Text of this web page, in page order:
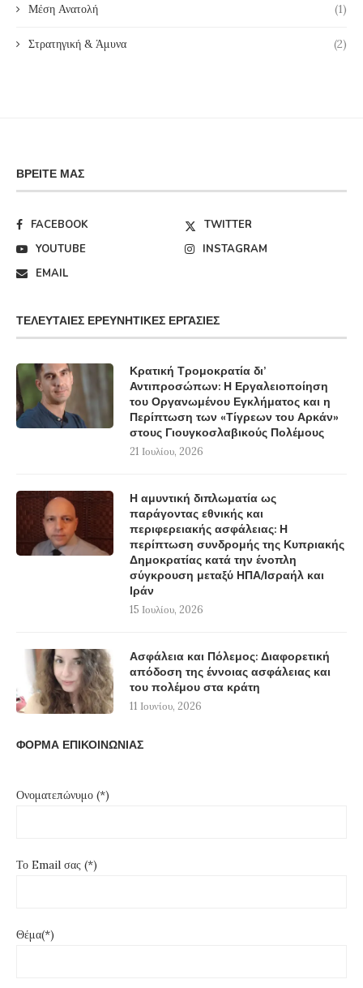
Μέση Ανατολή (1)
Στρατηγική & Άμυνα (2)
ΒΡΕΊΤΕ ΜΑΣ
FACEBOOK
TWITTER
YOUTUBE
INSTAGRAM
EMAIL
ΤΕΛΕΥΤΑΊΕΣ ΕΡΕΥΝΗΤΙΚΈΣ ΕΡΓΑΣΊΕΣ
Κρατική Τρομοκρατία δι’
Αντιπροσώπων: Η Εργαλειοποίηση
του Οργανωμένου Εγκλήματος και η
Περίπτωση των «Τίγρεων του Αρκάν»
στους Γιουγκοσλαβικούς Πολέμους
21 Ιουλίου, 2026
Η αμυντική διπλωματία ως
παράγοντας εθνικής και
περιφερειακής ασφάλειας: Η
περίπτωση συνδρομής της Κυπριακής
Δημοκρατίας κατά την ένοπλη
σύγκρουση μεταξύ ΗΠΑ/Ισραήλ και
Ιράν
15 Ιουλίου, 2026
Ασφάλεια και Πόλεμος: Διαφορετική
απόδοση της έννοιας ασφάλειας και
του πολέμου στα κράτη
11 Ιουνίου, 2026
ΦΟΡΜΑ ΕΠΙΚΟΙΝΩΝΙΑΣ
Ονοματεπώνυμο (*)
Το Email σας (*)
Θέμα(*)